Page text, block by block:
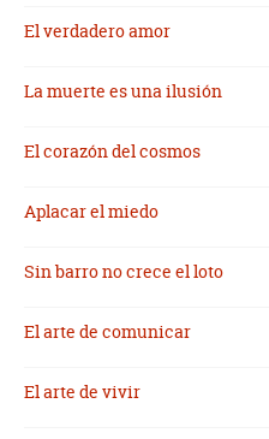
El verdadero amor
La muerte es una ilusión
El corazón del cosmos
Aplacar el miedo
Sin barro no crece el loto
El arte de comunicar
El arte de vivir